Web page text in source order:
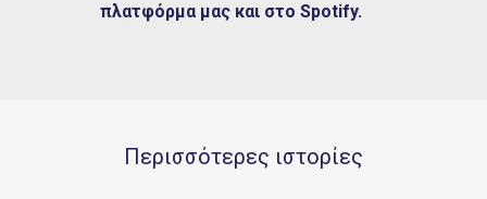
πλατφόρμα μας και στο Spotify.
Περισσότερες ιστορίες